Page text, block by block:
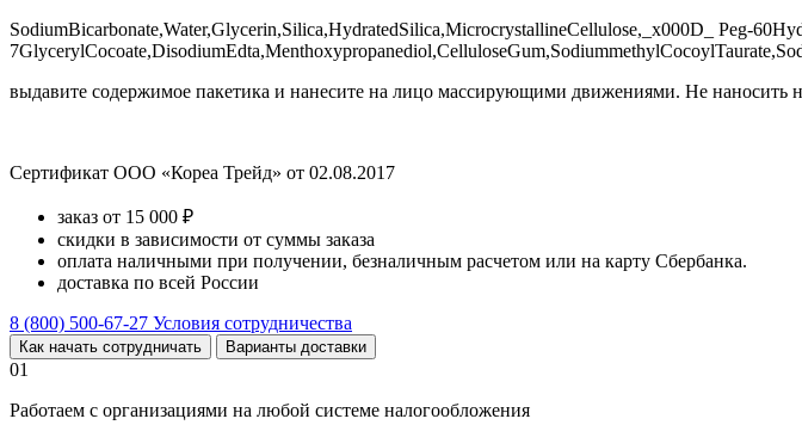
SodiumBicarbonate,Water,Glycerin,Silica,HydratedSilica,MicrocrystallineCellulose,_x000D_ Peg-
выдавите содержимое пакетика и нанесите на лицо массирующими движениями. Не наносить
Сертификат ООО «Кореа Трейд» от 02.08.2017
заказ от 15 000 ₽
скидки в зависимости от суммы заказа
оплата наличными при получении, безналичным расчетом или на карту Сбербанка.
доставка по всей России
8 (800) 500-67-27 Условия сотрудничества
Как начать сотрудничать Варианты доставки
01
Работаем с организациями на любой системе налогообложения